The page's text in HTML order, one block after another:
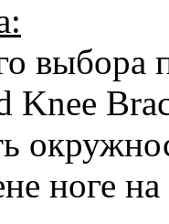
выбора
Knee
ноге